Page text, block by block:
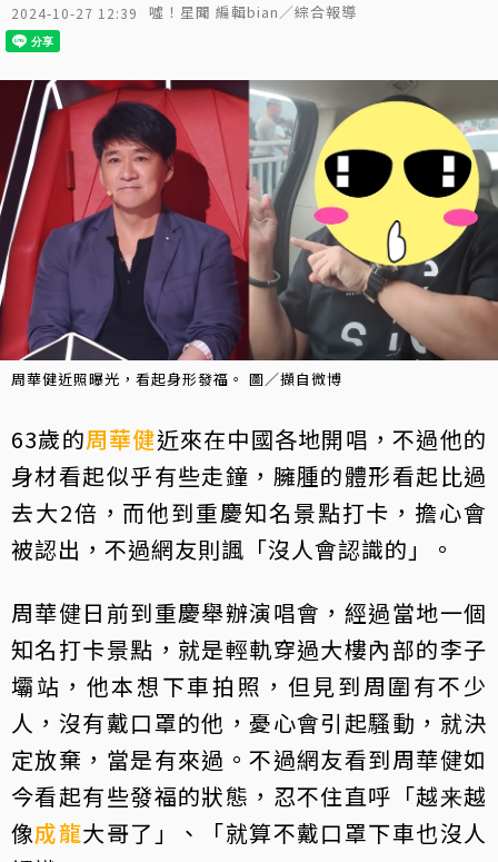
2024-10-27 12:39 噓！星聞 編輯bian／綜合報導
周華健近照曝光，看起身形發福。 圖／擷自微博
63歲的周華健近來在中國各地開唱，不過他的
身材看起似乎有些走鐘，臃腫的體形看起比過
去大2倍，而他到重慶知名景點打卡，擔心會
被認出，不過網友則諷「沒人會認識的」。
周華健日前到重慶舉辦演唱會，經過當地一個
知名打卡景點，就是輕軌穿過大樓內部的李子
壩站，他本想下車拍照，但見到周圍有不少
人，沒有戴口罩的他，憂心會引起騷動，就決
定放棄，當是有來過。不過網友看到周華健如
今看起有些發福的狀態，忍不住直呼「越来越
像成龍大哥了」、「就算不戴口罩下車也沒人